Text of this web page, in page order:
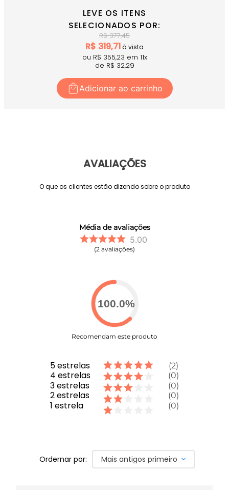
LEVE OS ITENS
SELECIONADOS POR:
R$377,45
R$ 319,71à vista
ou R$ 355,23 em 11x
de R$ 32,29
Adicionar ao carrinho
AVALIAÇÕES
O que os clientes estão dizendo sobre o produto
Média de avaliações
5.00
2 avaliações
100.0%
Recomendam este produto
5estrelas
4 estrelas
3estrelas
2estrelas
1 estrela
2
0
0
0
0
Ordernar por: Mais antigos primeiro